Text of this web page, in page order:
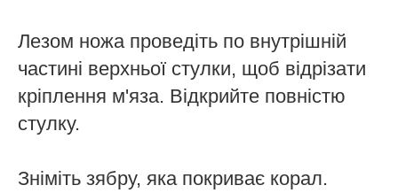
Лезом ножа проведіть по внутрішній
частині верхньої стулки, щоб відрізати
кріплення м'яза. Відкрийте повністю
стулку.
Зніміть зябру, яка покриває корал.